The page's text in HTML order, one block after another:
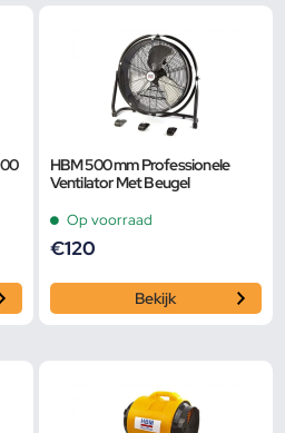
HBM 500 mm Professionele
Ventilator Met Beugel
Op voorraad
€120
Bekijk